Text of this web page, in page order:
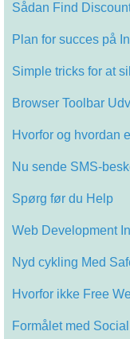
Sådan Find
Plan for succes på
Simple tricks for at
Browser Toolbar
Hvorfor og
Nu sende SMS-
Spørg før du Help
Web Development
Nyd cykling Med
Hvorfor ikke Free
Formålet med